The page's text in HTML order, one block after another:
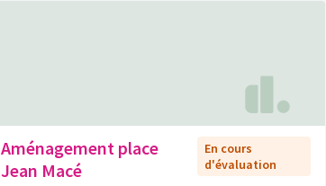
Aménagement place
Jean Macé
En cours
d'évaluation